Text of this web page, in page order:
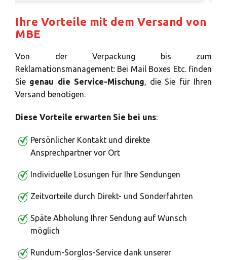
Ihre Vorteile mit dem Versand von
MBE
Von der Verpackung bis zum
Reklamationsmanagement: Bei Mail Boxes Etc. finden
Sie genau die Service-Mischung, die Sie für Ihren
Versand benötigen.
Diese Vorteile erwarten Sie bei uns:
Persönlicher Kontakt und direkte
Ansprechpartner vor Ort
Individuelle Lösungen für Ihre Sendungen
Zeitvorteile durch Direkt- und Sonderfahrten
Späte Abholung Ihrer Sendung auf Wunsch
möglich
Rundum-Sorglos-Service dank unserer